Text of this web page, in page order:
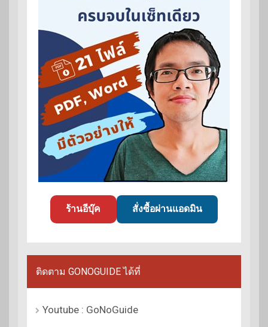
ร้านอีบุ๊ค สั่งซื้อผ่านแอดมิน
ติดตาม GONOGUIDE ได้ที่
Youtube : GoNoGuide